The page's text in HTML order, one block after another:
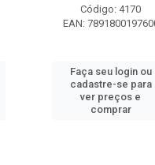
Código: 4170
EAN:
Faça seu login ou
cadastre-se para
ver preços e
comprar